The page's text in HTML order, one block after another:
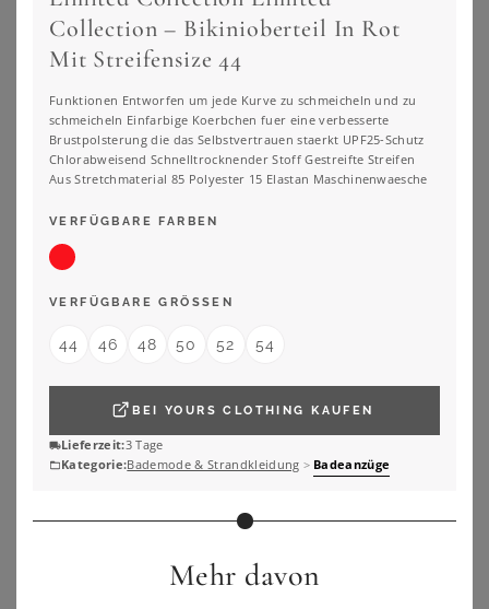
SHEEGO BY JOE BROWNS
Tankini-Oberteil
34,99€
ZU SHEEGO
Bikini-Oberteil
49,99€
Collection – Bikinioberteil In Rot
Mit Streifensize 44
Funktionen Entworfen um jede Kurve zu schmeicheln und zu
schmeicheln Einfarbige Koerbchen fuer eine verbesserte
Brustpolsterung die das Selbstvertrauen staerkt UPF25-Schutz
Chlorabweisend Schnelltrocknender Stoff Gestreifte Streifen
Aus Stretchmaterial 85 Polyester 15 Elastan Maschinenwaesche
VERFÜGBARE FARBEN
VERFÜGBARE GRÖSSEN
44 46 48 50 52 54
BEIYOURS CLOTHING KAUFEN
Lieferzeit:3 Tage
Kategorie:Bademode & Strandkleidung > Badeanzüge
Mehr davon